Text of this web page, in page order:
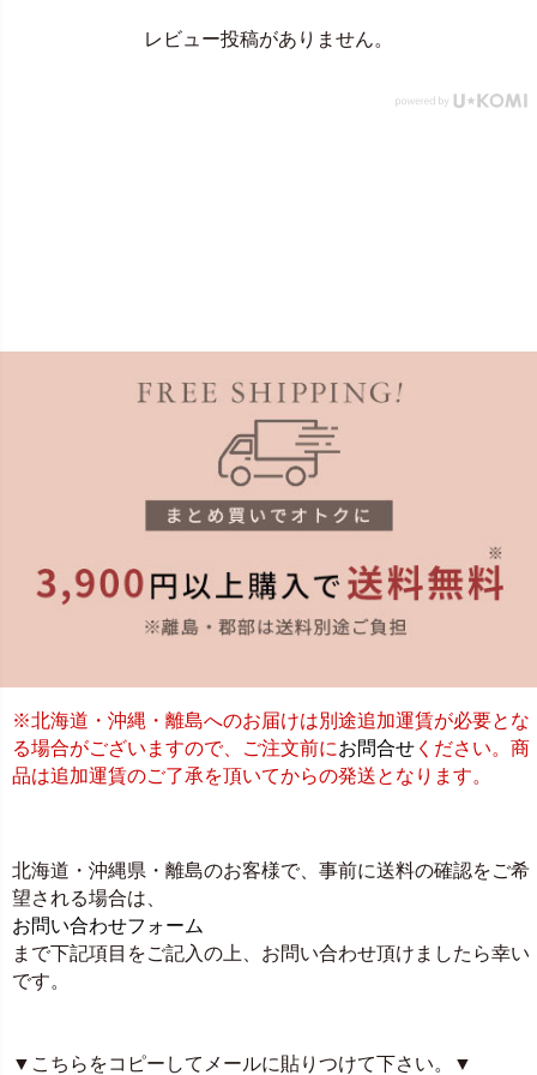
レビュー投稿がありません。
※北海道・沖縄・離島へのお届けは別途追加運賃が必要とな
る場合がございますので、ご注文前にお問合せ ください。商
品は追加運賃のご了承を頂いてからの発送となります。
北海道・沖縄県・離島のお客様で、事前に送料の確認をご希
望される場合は、
お問い合わせフォーム
まで下記項目をご記入の上、お問い合わせ頂けましたら幸い
です。
▼こちらをコピーしてメールに貼りつけて下さい。▼